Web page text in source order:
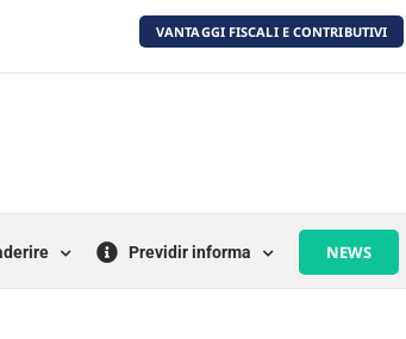
VANTAGGI FISCALI E CONTRIBUTIVI
Previdir informa NEWS